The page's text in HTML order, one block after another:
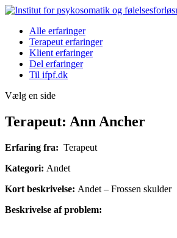
Alle erfaringer
Terapeut erfaringer
Klient erfaringer
Del erfaringer
Til ifpf.dk
Vælg en side
Terapeut: Ann Ancher
Erfaring fra: Terapeut
Kategori: Andet
Kort beskrivelse: Andet – Frossen skulder
Beskrivelse af problem: